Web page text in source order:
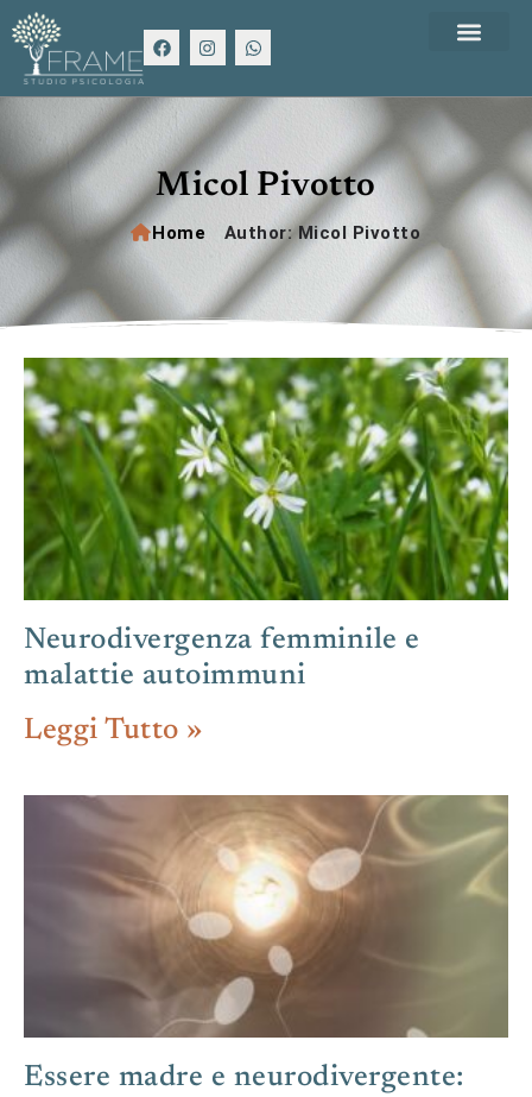
Micol Pivotto
Home Author: Micol Pivotto
Neurodivergenza femminile e
malattie autoimmuni
Leggi Tutto »
Essere madre e neurodivergente: